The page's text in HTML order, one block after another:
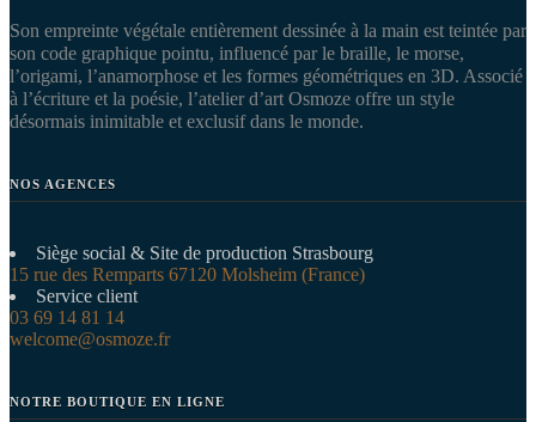
Son empreinte végétale entièrement dessinée à la main est teintée par
son code graphique pointu, influencé par le braille, le morse,
l’origami, l’anamorphose et les formes géométriques en 3D. Associé
à l’écriture et la poésie, l’atelier d’art Osmoze offre un style
désormais inimitable et exclusif dans le monde.
NOS AGENCES
Siège social & Site de production Strasbourg
15 rue des Remparts 67120 Molsheim (France)
Service client
03 69 14 81 14
welcome@osmoze.fr
NOTRE BOUTIQUE EN LIGNE